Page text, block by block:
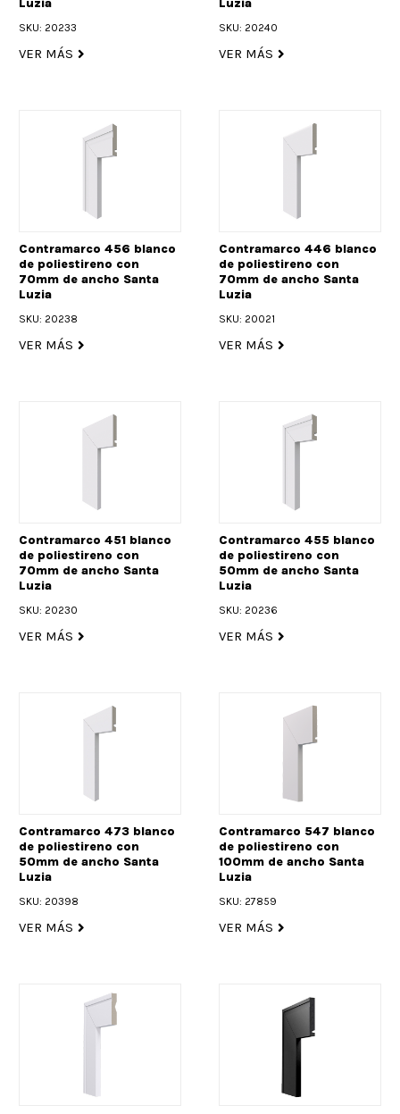
SKU: 20233
VER MÁS
SKU: 20240
VER MÁS
Contramarco 456 blanco
de poliestireno con
70mm de ancho Santa
Luzia
SKU: 20238
VER MÁS
Contramarco 446 blanco
de poliestireno con
70mm de ancho Santa
Luzia
SKU: 20021
VER MÁS
Contramarco 451 blanco
de poliestireno con
70mm de ancho Santa
Luzia
SKU: 20230
VER MÁS
Contramarco 455 blanco
de poliestireno con
50mm de ancho Santa
Luzia
SKU: 20236
VER MÁS
Contramarco 473 blanco
de poliestireno con
50mm de ancho Santa
Luzia
SKU: 20398
VER MÁS
Contramarco 547 blanco
de poliestireno con
100mm de ancho Santa
Luzia
SKU: 27859
VER MÁS